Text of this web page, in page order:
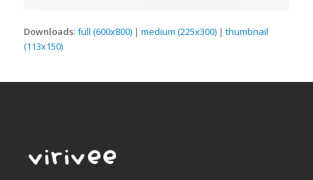
Downloads: full (600x800)| medium (225x300)| thumbnail
(113x150)